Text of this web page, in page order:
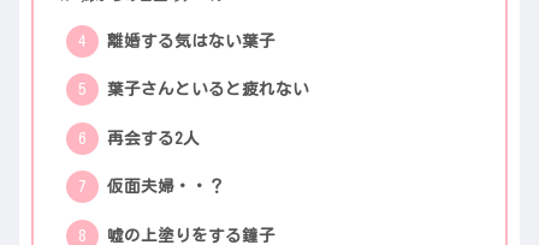
離婚する気はない葉子
葉子さんといると疲れない
再会する2人
仮面夫婦・・？
嘘の上塗りをする鐘子